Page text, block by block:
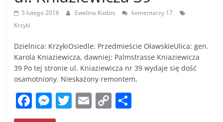
5 lutego 2016 Ewelina Kodzis
komentarzy 17
Krzyki
Dzielnica: KrzykiOsiedle: Przedmieście OławskieUlica: gen.
Karola Kniaziewicza, dawniej: Palmstrasse Kniaziewicza
39 Po tej stronie ul. Kniaziewicza nr 39 wydaje się dość
osamotniony. Nieskażony remontem,
F
a
M
e
T E C